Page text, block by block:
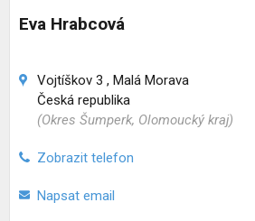
Eva Hrabcová
Vojtíškov 3 , Malá Morava
Česká republika
(Okres Šumperk, Olomoucký kraj)
Zobrazit telefon
Napsat email